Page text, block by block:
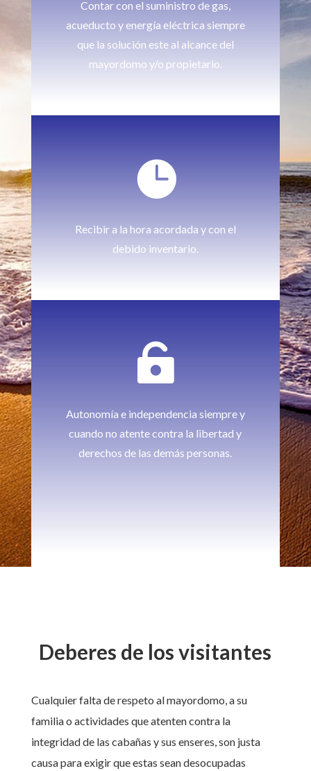
Contar con el suministro de gas,
acueducto y energía eléctrica siempre
que la solución este al alcance del
mayordomo y/o propietario.

Recibir a la hora acordada y con el
debido inventario.

Autonomía e independencia siempre y
cuando no atente contra la libertad y
derechos de las demás personas.
Deberes de los visitantes
Cualquier falta de respeto al mayordomo, a su
familia o actividades que atenten contra la
integridad de las cabañas y sus enseres, son justa
causa para exigir que estas sean desocupadas